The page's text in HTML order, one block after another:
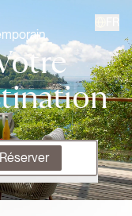
Cheval Blanc
Réserver